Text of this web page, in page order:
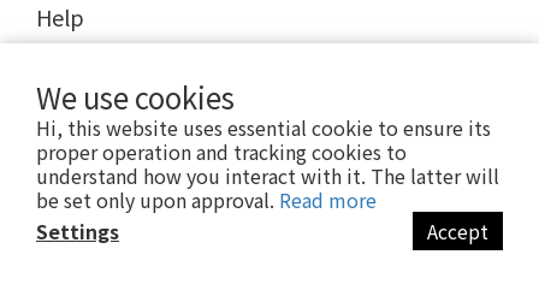
We use cookies
Hi, this website uses essential cookie to ensure its
proper operation and tracking cookies to
understand how you interact with it. The latter will
be set only upon approval. Read more
Settings
Accept
BUY NOW
Help
Delivery & Shipping
Payment
Return Policy
Terms & Conditions
Anti-Fraud Statement